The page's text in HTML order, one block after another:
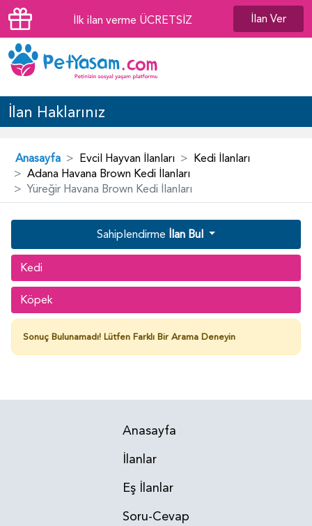
İlk ilan verme ÜCRETSİZ İlan Ver
İlan Haklarınız
Anasayfa Evcil Hayvan İlanları
Kedi İlanları
Adana Havana Brown Kedi İlanları
Yüreğir Havana Brown Kedi İlanları
Sahiplendirme İlan Bul
Kedi
Köpek
Sonuç Bulunamadı! Lütfen Farklı Bir Arama Deneyin
Anasayfa
İlanlar
Eş İlanlar
Soru-Cevap